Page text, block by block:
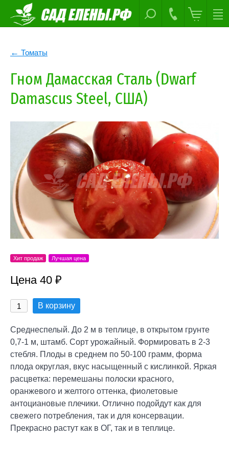
Томаты
Гном Дамасская Сталь (Dwarf
Damascus Steel, США)
Хит продаж Лучшая цена
Цена 40 ₽
В корзину
Среднеспелый. До 2 м в теплице, в открытом грунте
0,7-1 м, штамб. Сорт урожайный. Формировать в 2-3
стебля. Плоды в среднем по 50-100 грамм, форма
плода округлая, вкус насыщенный с кислинкой. Яркая
расцветка: перемешаны полоски красного,
оранжевого и желтого оттенка, фиолетовые
антоциановые плечики. Отлично подойдут как для
свежего потребления, так и для консервации.
Прекрасно растут как в ОГ, так и в теплице.